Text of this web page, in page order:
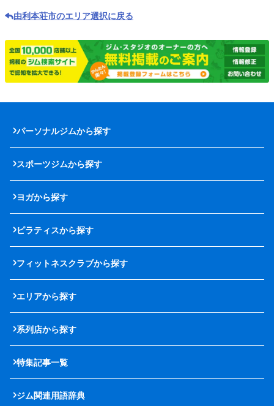
由利本荘市のエリア選択に戻る
パーソナルジムから探す
スポーツジムから探す
ヨガから探す
ピラティスから探す
フィットネスクラブから探す
エリアから探す
系列店から探す
特集記事一覧
ジム関連用語辞典